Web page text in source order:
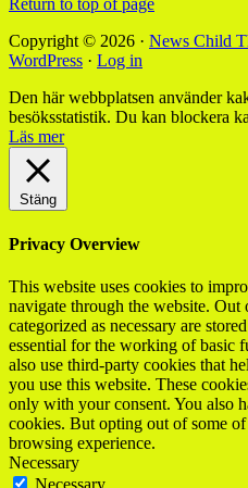
Return to top of page
Copyright © 2026 · News Child
WordPress · Log in
Den här webbplatsen använder
besöksstatistik. Du kan blockera
Läs mer
Stäng
Privacy Overview
This website uses cookies to
navigate through the website. Out
categorized as necessary are
essential for the working of basic
also use third-party cookies that
you use this website. These
only with your consent. You also
cookies. But opting out of some
browsing experience.
Necessary
Necessary